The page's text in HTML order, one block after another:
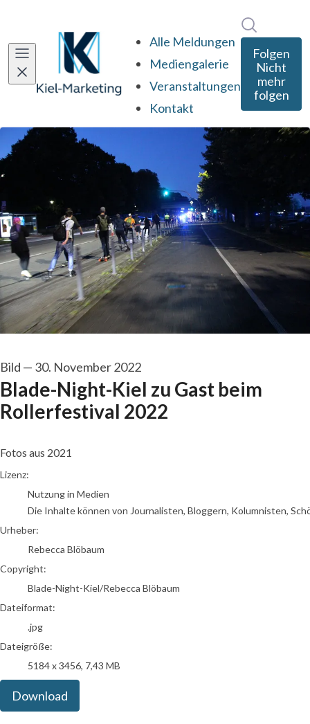
Alle Meldungen
Mediengalerie
Veranstaltungen
Kontakt
Folgen
Nicht
mehr
folgen
Bild — 30. November 2022
Blade-Night-Kiel zu Gast beim
Rollerfestival 2022
Fotos aus 2021
Rebecca Blöbaum
Lizenz:
Nutzung in Medien
Die Inhalte können von Journalisten, Bloggern, Kolumnisten,
Urheber:
Rebecca Blöbaum
Copyright:
Blade-Night-Kiel/Rebecca Blöbaum
Dateiformat:
.jpg
Dateigröße:
5184 x 3456, 7,43 MB
Download